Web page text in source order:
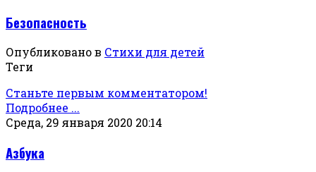
Безопасность
Опубликовано в Стихи для детей
Теги
Станьте первым комментатором!
Подробнее ...
Среда, 29 января 2020 20:14
Азбука